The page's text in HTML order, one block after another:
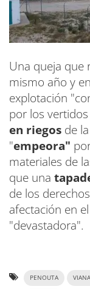
Una queja que
mismo año y
explotación
por los
en riegos de
"empeora"
materiales de
que una
de los
afectación en
"devastadora".
PENOUTA